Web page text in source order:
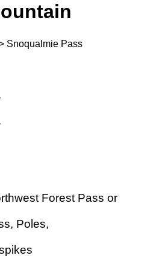
Snoqualmie Pass
Forest Pass or
Poles,